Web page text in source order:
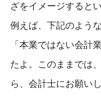
ざをイメージするとい
例えば、下記のよう
「本業ではない会計
たよ。このままでは
ら、会計士にお願い